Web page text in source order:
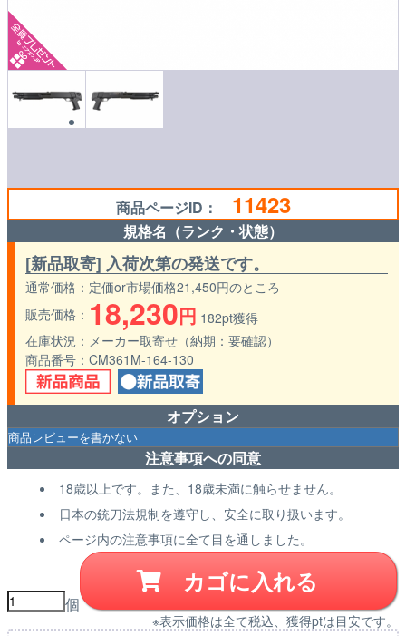
商品ページID： 11423
規格名（ランク・状態）
[新品取寄] 入荷次第の発送です。
通常価格
定価or市場価格21,450円のところ
販売価格
18,230円 182pt獲得
在庫状況
メーカー取寄せ（納期：要確認）
商品番号
CM361M-164-130
オプション
注意事項への同意
18歳以上です。また、18歳未満に触らせません。
日本の銃刀法規制を遵守し、安全に取り扱います。
ページ内の注意事項に全て目を通しました。
個
カゴに入れる
※表示価格は全て税込、獲得ptは目安です。